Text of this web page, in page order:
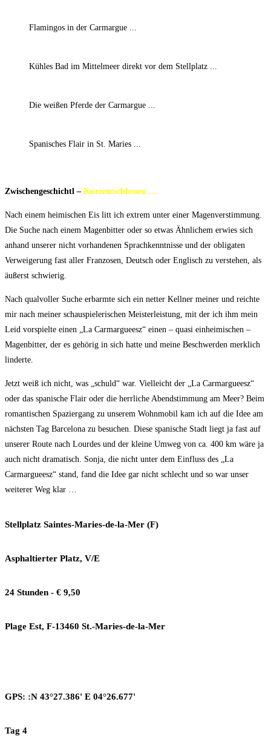
Flamingos in der Carmargue ...
Kühles Bad im Mittelmeer direkt vor dem Stellplatz ...
Die weißen Pferde der Carmargue ...
Spanisches Flair in St. Maries ...
Zwischengeschichtl – Kurzentschlossen …
Nach einem heimischen Eis litt ich extrem unter einer Magenverstimmung.
Die Suche nach einem Magenbitter oder so etwas Ähnlichem erwies sich
anhand unserer nicht vorhandenen Sprachkenntnisse und der obligaten
Verweigerung fast aller Franzosen, Deutsch oder Englisch zu verstehen, als
äußerst schwierig.
Nach qualvoller Suche erbarmte sich ein netter Kellner meiner und reichte
mir nach meiner schauspielerischen Meisterleistung, mit der ich ihm mein
Leid vorspielte einen „La Carmargueesz“ einen – quasi einheimischen –
Magenbitter, der es gehörig in sich hatte und meine Beschwerden merklich
linderte.
Jetzt weiß ich nicht, was „schuld“ war. Vielleicht der „La Carmargueesz“
oder das spanische Flair oder die herrliche Abendstimmung am Meer? Beim
romantischen Spaziergang zu unserem Wohnmobil kam ich auf die Idee am
nächsten Tag Barcelona zu besuchen. Diese spanische Stadt liegt ja fast auf
unserer Route nach Lourdes und der kleine Umweg von ca. 400 km wäre ja
auch nicht dramatisch. Sonja, die nicht unter dem Einfluss des „La
Carmargueesz“ stand, fand die Idee gar nicht schlecht und so war unser
weiterer Weg klar …
Stellplatz Saintes-Maries-de-la-Mer (F)
Asphaltierter Platz, V/E
24 Stunden - € 9,50
Plage Est, F-13460 St.-Maries-de-la-Mer
GPS: :N 43°27.386' E 04°26.677'
Tag 4